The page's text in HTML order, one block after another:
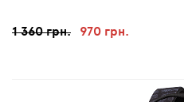
1 360 грн. 970 грн.